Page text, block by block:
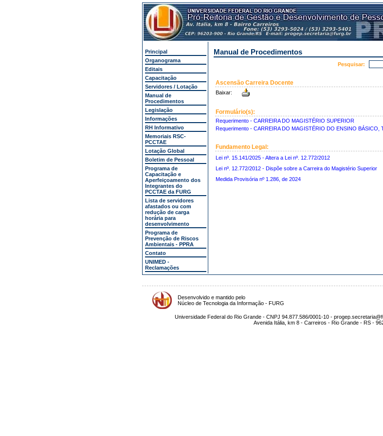
Principal
Organograma
Editais
Capacitação
Servidores / Lotação
Manual de
Procedimentos
Legislação
Informações
RH Informativo
Memoriais RSC-
PCCTAE
Lotação Global
Boletim de Pessoal
Programa de
Capacitação e
Aperfeiçoamento dos
Integrantes do
PCCTAE da FURG
Lista de servidores
afastados ou com
redução de carga
horária para
desenvolvimento
Programa de
Prevenção de Riscos
Ambientais - PPRA
Contato
UNIMED -
Reclamações
Manual de Procedimentos
Pesquisar:
Ascensão Carreira Docente
Baixar:
Formulário(s):
Requerimento - CARREIRA DO MAGISTÉRIO SUPERIOR
Requerimento - CARREIRA DO MAGISTÉRIO DO ENSINO BÁSICO,
Fundamento Legal:
Lei nº. 15.141/2025 - Altera a Lei nº. 12.772/2012
Lei nº. 12.772/2012 - Dispõe sobre a Carreira do Magistério Superior
Medida Provisória nº 1.286, de 2024
Desenvolvido e mantido pelo
Núcleo de Tecnologia da Informação - FURG
Universidade Federal do Rio Grande - CNPJ 94.877.586/0001-10 -
Avenida Itália, km 8 - Carreiros - Rio Grande - RS -